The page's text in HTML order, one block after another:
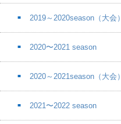
2019～2020season（大会）
2020〜2021 season
2020～2021season（大会）
2021〜2022 season